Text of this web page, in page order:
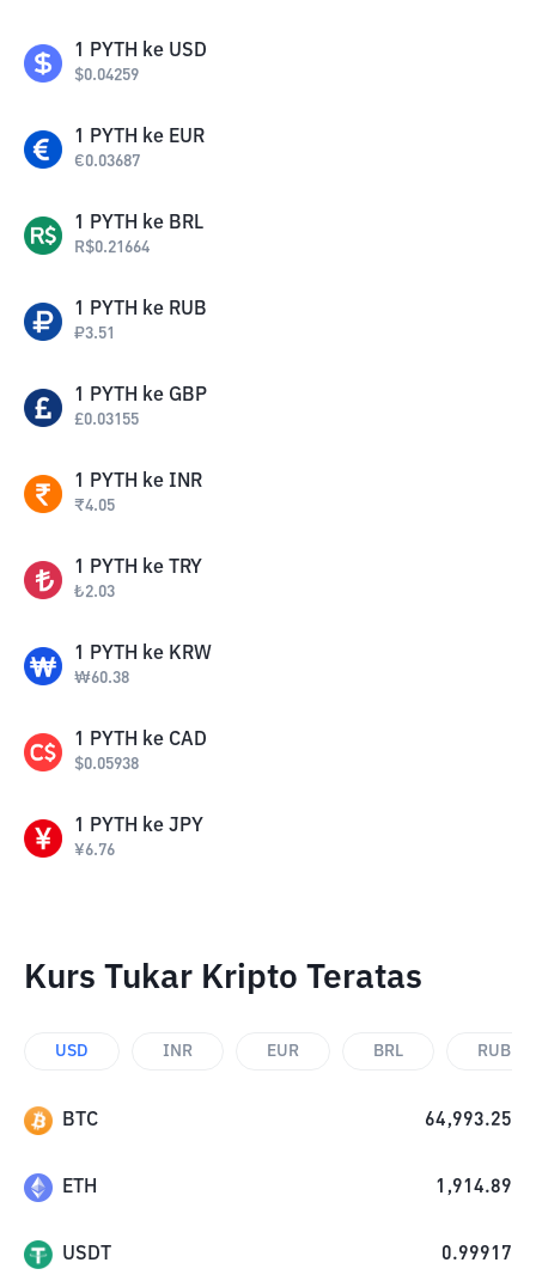
1 PYTH ke USD
$0.04259
1 PYTH ke EUR
€0.03687
1 PYTH ke BRL
R$0.21664
1 PYTH ke RUB
₽3.51
1 PYTH ke GBP
£0.03155
1 PYTH ke INR
₹4.05
1 PYTH ke TRY
₺2.03
1 PYTH ke KRW
₩60.38
1 PYTH ke CAD
$0.05938
1 PYTH ke JPY
¥6.76
Kurs Tukar Kripto Teratas
USD INR EUR BRL RUB
BTC 64,993.25
ETH 1,914.89
USDT 0.99917